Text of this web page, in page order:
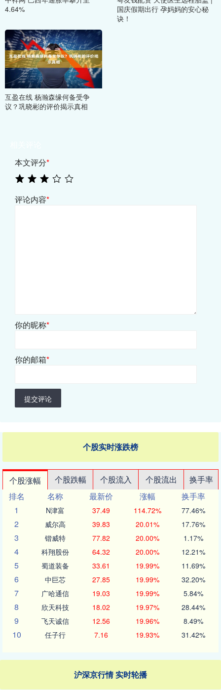
4.64%
国庆假期出行 孕妈妈的安心秘
诀！
互盈在线 杨瀚森缘何备受争
议？巩晓彬的评价揭示真相
本文评分*
评论内容*
你的昵称*
你的邮箱*
提交评论
个股实时涨跌榜
个股涨幅 个股跌幅 个股流入 个股流出
换手率
排名
名称 最新价 涨幅
换手率
1
N津富 37.49 114.72% 77.46%
2 威尔高 39.83 20.01% 17.76%
3 锴威特 77.82 20.00% 1.17%
4 科翔股份 64.32 20.00% 12.21%
5 蜀道装备 33.61 19.99% 11.69%
6 中巨芯 27.85 19.99% 32.20%
7 广哈通信 19.03 19.99% 5.84%
8 欣天科技 18.02 19.97% 28.44%
9 飞天诚信 12.56 19.96% 8.49%
10 任子行 7.16 19.93% 31.42%
沪深京行情 实时轮播